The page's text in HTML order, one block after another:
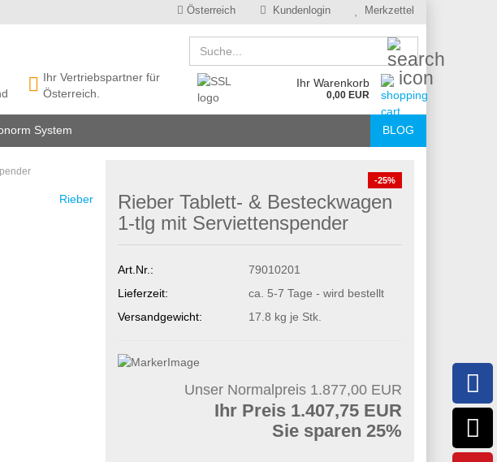
Österreich Kundenlogin Merkzettel
Ihr Vertriebspartner für
Österreich.
Ihr Warenkorb
0,00 EUR
System BLOG
Rieber
-25%
Rieber Tablett- & Besteckwagen
1-tlg mit Serviettenspender
Art.Nr.:
79010201
Lieferzeit:
ca. 5-7 Tage - wird bestellt
Versandgewicht:
17.8 kg je Stk.
Unser Normalpreis 1.877,00 EUR
Ihr Preis 1.407,75 EUR
Sie sparen 25%